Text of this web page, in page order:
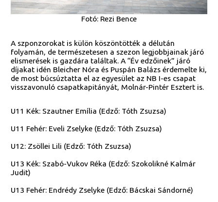
Fotó: Rezi Bence
A szponzorokat is külön köszöntötték a délután
folyamán, de természetesen a szezon legjobbjainak járó
elismerések is gazdára találtak. A “Év edzőinek” járó
díjakat idén Bleicher Nóra és Puspán Balázs érdemelte ki,
de most búcsúztatta el az egyesület az NB I-es csapat
visszavonuló csapatkapitányát, Molnár-Pintér Esztert is.
U11 Kék: Szautner Emília (Edző: Tóth Zsuzsa)
U11 Fehér: Eveli Zselyke (Edző: Tóth Zsuzsa)
U12: Zsöllei Lili (Edző: Tóth Zsuzsa)
U13 Kék: Szabó-Vukov Réka (Edző: Szokolikné Kalmár
Judit)
U13 Fehér: Endrédy Zselyke (Edző: Bácskai Sándorné)